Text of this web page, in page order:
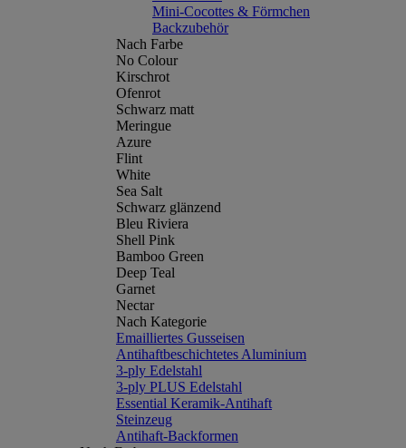
Mini-Cocottes & Förmchen
Backzubehör
Nach Farbe
No Colour
Kirschrot
Ofenrot
Schwarz matt
Meringue
Azure
Flint
White
Sea Salt
Schwarz glänzend
Bleu Riviera
Shell Pink
Bamboo Green
Deep Teal
Garnet
Nectar
Nach Kategorie
Emailliertes Gusseisen
Antihaftbeschichtetes Aluminium
3-ply Edelstahl
3-ply PLUS Edelstahl
Essential Keramik-Antihaft
Steinzeug
Antihaft-Backformen